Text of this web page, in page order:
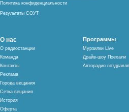
Политика конфиденциальности
Результаты СОУТ
О нас
О радиостанции
Команда
Контакты
Реклама
Города вещания
Сетка вещания
История
Оферта
Программы
Мурзилки Live
Драйв-шоу Поехали
Авторадио